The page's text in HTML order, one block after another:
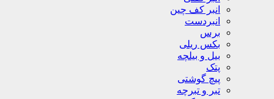
انبر کف چین
انبردست
برس
بکس ریلی
بیل و بیلچه
پتک
پیچ گوشتی
تبر و تبرچه